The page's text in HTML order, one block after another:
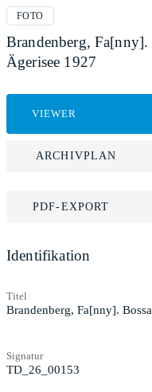
FOTO
Brandenberg, Fa[nny].
Ägerisee 1927
VIEWER
ARCHIVPLAN
PDF-EXPORT
Identifikation
Titel
Brandenberg, Fa[nny].
Signatur
TD_26_00153